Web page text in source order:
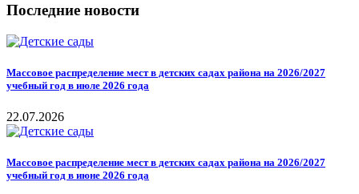
Последние новости
Массовое распределение мест в детских садах района на 2026/2027
учебный год в июле 2026 года
22.07.2026
Массовое распределение мест в детских садах района на 2026/2027
учебный год в июне 2026 года